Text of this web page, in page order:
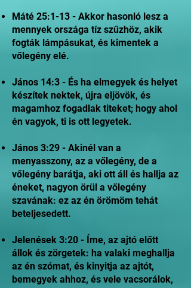
Máté 25:1-13 - Akkor hasonló lesz a
mennyek országa tíz szűzhöz, akik
fogták lámpásukat, és kimentek a
vőlegény elé.
János 14:3 - És ha elmegyek és helyet
készítek nektek, újra eljövök, és
magamhoz fogadlak titeket; hogy ahol
én vagyok, ti is ott legyetek.
János 3:29 - Akinél van a
menyasszony, az a vőlegény, de a
vőlegény barátja, aki ott áll és hallja az
éneket, nagyon örül a vőlegény
szavának: ez az én örömöm tehát
beteljesedett.
Jelenések 3:20 - Íme, az ajtó előtt
állok és zörgetek: ha valaki meghallja
az én szómat, és kinyitja az ajtót,
bemegyek ahhoz, és vele vacsorálok,